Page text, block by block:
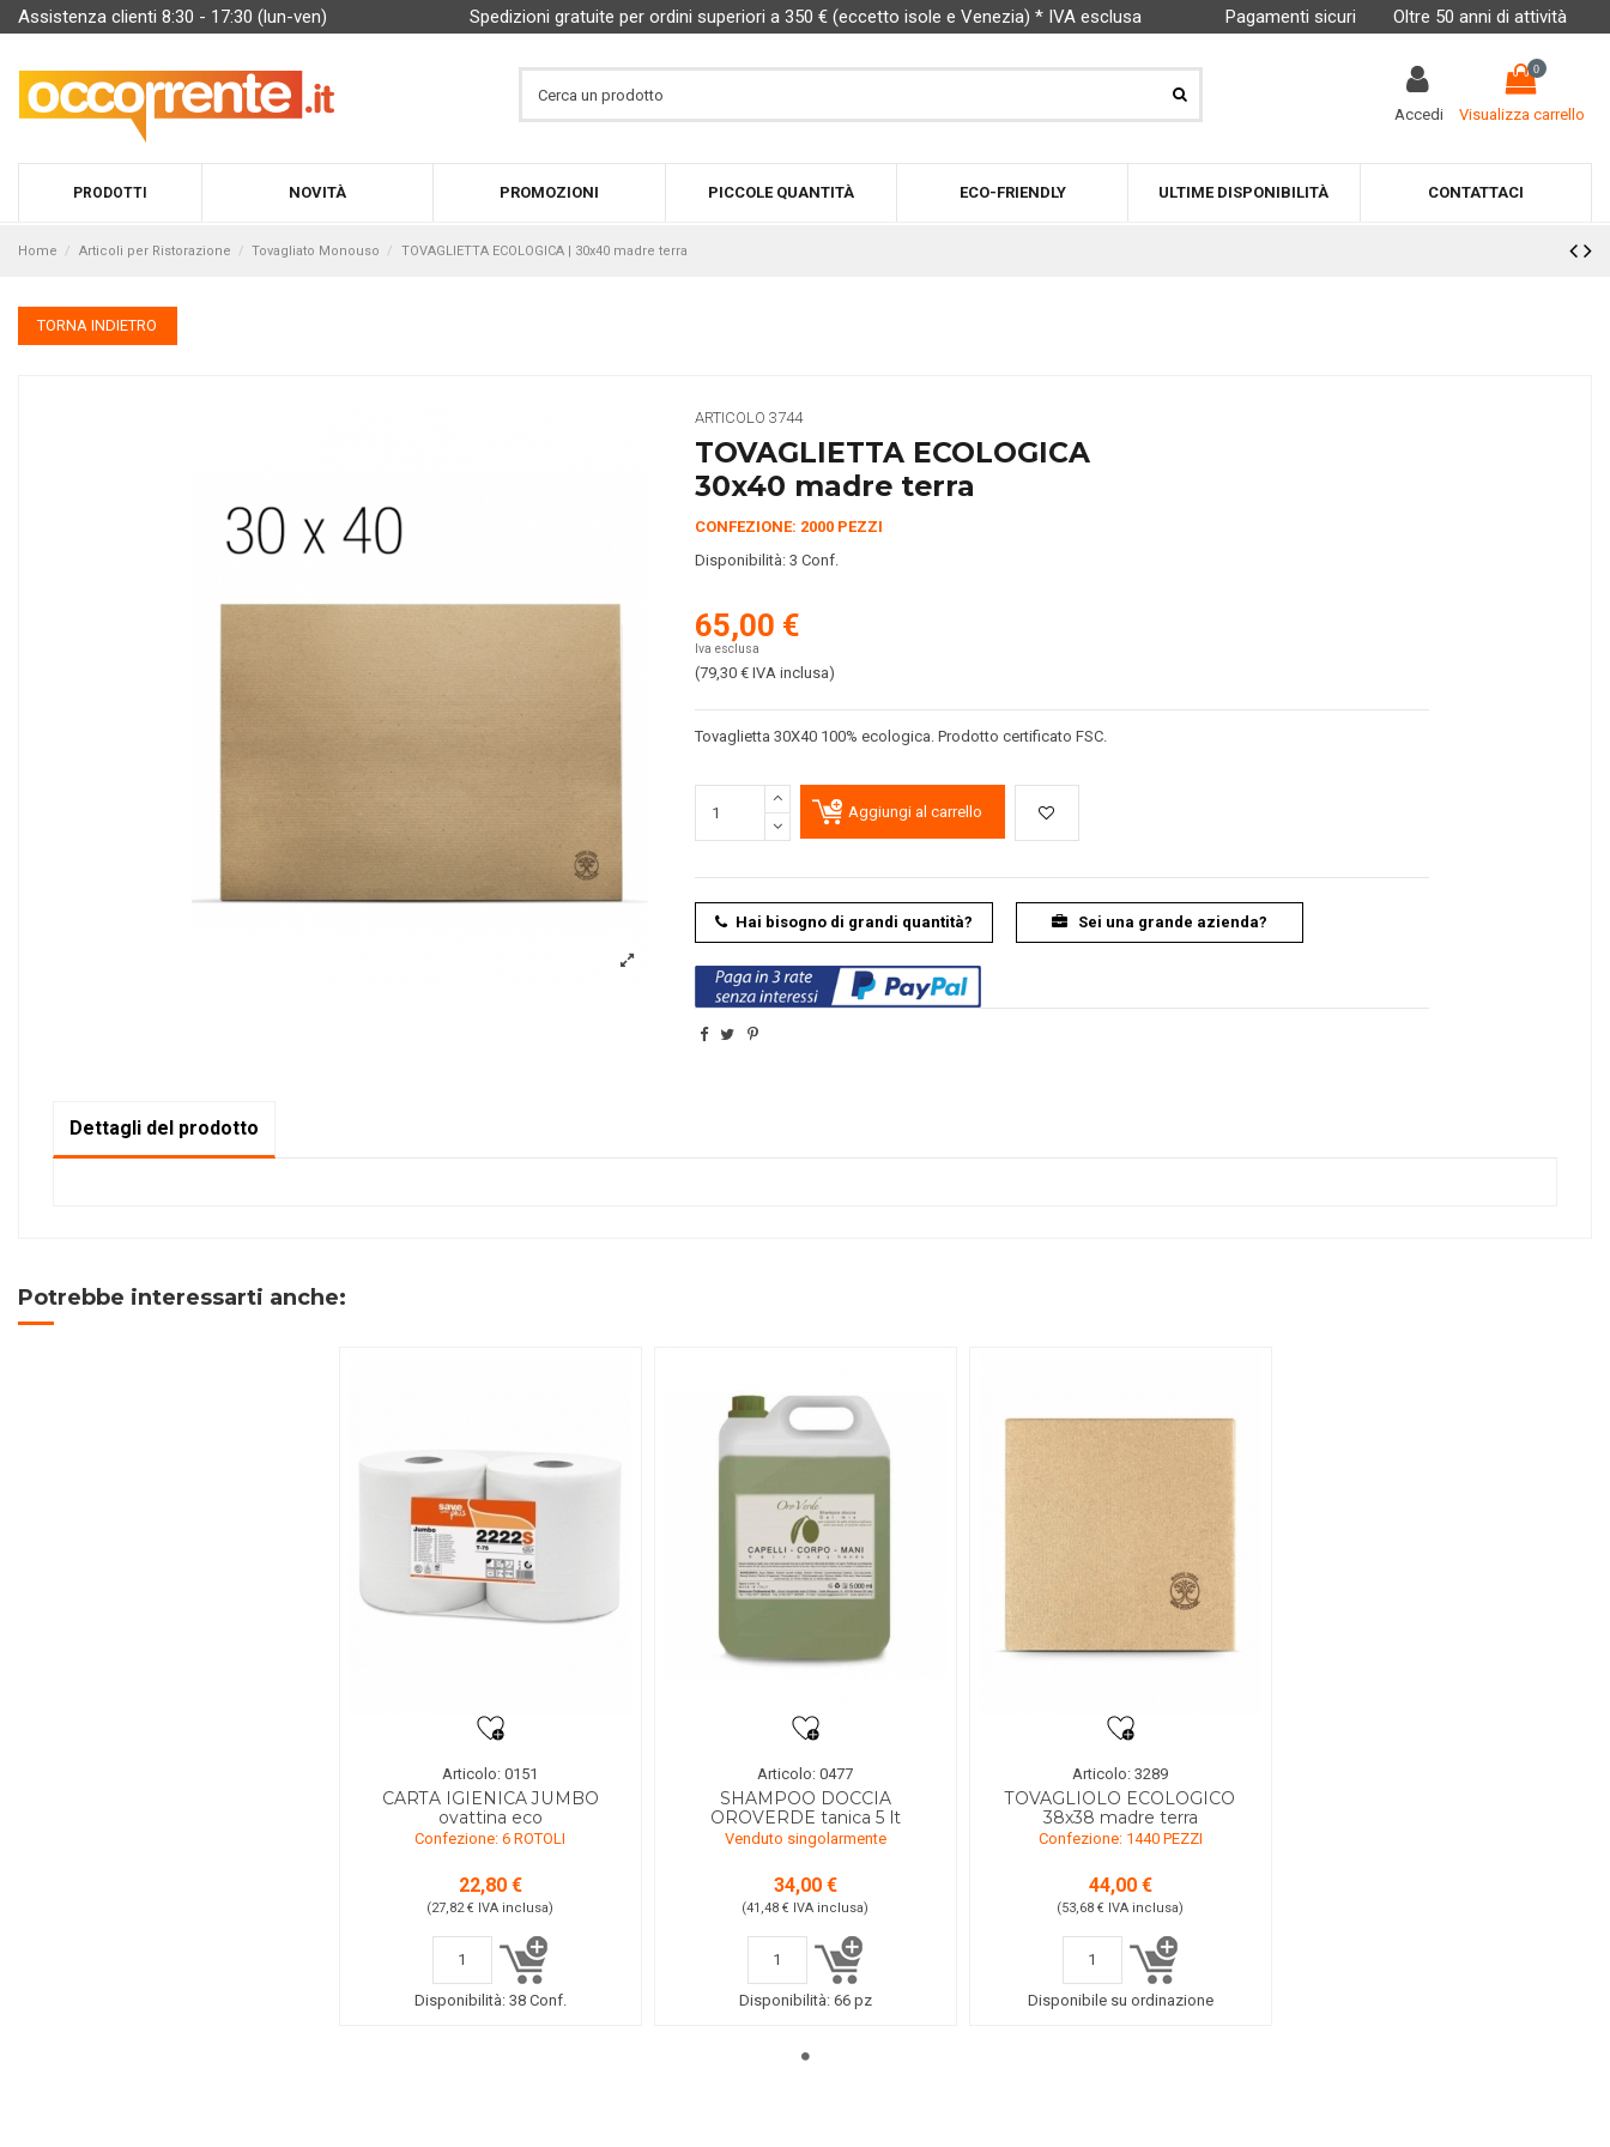
Assistenza clienti 8:30 - 17:30 (lun-ven) Spedizioni gratuite per ordini superiori a 350 € (eccetto isole e Venezia) * IVA esclusa Pagamenti sicuri Oltre 50 anni di attività
Accedi
0
Visualizza carrello
PRODOTTI NOVITÀ PROMOZIONI PICCOLE QUANTITÀ ECO-FRIENDLY ULTIME DISPONIBILITÀ CONTATTACI
Home Articoli per Ristorazione Tovagliato Monouso TOVAGLIETTA ECOLOGICA | 30x40 madre terra
TORNA INDIETRO
ARTICOLO 3744
TOVAGLIETTA ECOLOGICA
30x40 madre terra
CONFEZIONE: 2000 PEZZI
Disponibilità: 3 Conf.
65,00 €
Iva esclusa
(79,30 € IVA inclusa)
Tovaglietta 30X40 100% ecologica. Prodotto certificato FSC.
Aggiungi al carrello
Hai bisogno di grandi quantità? Sei una grande azienda?
Dettagli del prodotto
Potrebbe interessarti anche:
Articolo: 0151
CARTA IGIENICA JUMBO
ovattina eco
Confezione: 6 ROTOLI
22,80 €
(27,82 € IVA inclusa)
Disponibilità: 38 Conf.
Articolo: 0477
SHAMPOO DOCCIA
OROVERDE tanica 5 lt
Venduto singolarmente
34,00 €
(41,48 € IVA inclusa)
Disponibilità: 66 pz
Articolo: 3289
TOVAGLIOLO ECOLOGICO
38x38 madre terra
Confezione: 1440 PEZZI
44,00 €
(53,68 € IVA inclusa)
Disponibile su ordinazione